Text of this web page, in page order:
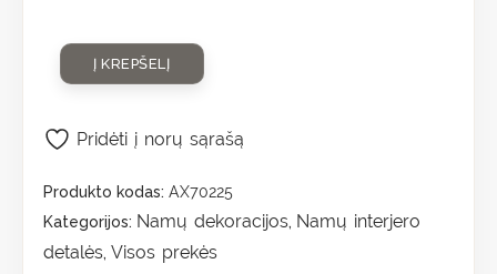
Į KREPŠELĮ
Produkto kodas: AX70225
Kategorijos: Namų dekoracijos, Namų interjero
detalės, Visos prekės
Pridėti į norų sąrašą